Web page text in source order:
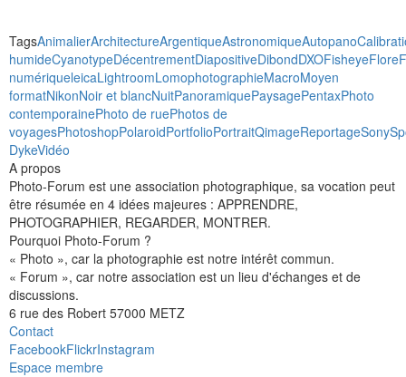
TagsAnimalierArchitectureArgentiqueAstronomiqueAutopano
humideCyanotypeDécentrementDiapositiveDibondDXOFisheyeFlore
numériqueleicaLightroomLomophotographieMacroMoyen
formatNikonNoir et blancNuitPanoramiquePaysagePentaxPhoto
contemporainePhoto de ruePhotos de
voyagesPhotoshopPolaroidPortfolioPortraitQimageReportageSony
DykeVidéo
A propos
Photo-Forum est une association photographique, sa vocation peut
être résumée en 4 idées majeures : APPRENDRE,
PHOTOGRAPHIER, REGARDER, MONTRER.
Pourquoi Photo-Forum ?
« Photo », car la photographie est notre intérêt commun.
« Forum », car notre association est un lieu d'échanges et de
discussions.
6 rue des Robert 57000 METZ
Contact
FacebookFlickrInstagram
Espace membre